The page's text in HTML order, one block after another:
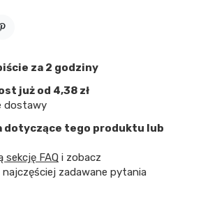
za 2 godziny
już od 4,38 zł
dostawy
dotyczące tego produktu lub
sekcję FAQ i zobacz
zadawane pytania